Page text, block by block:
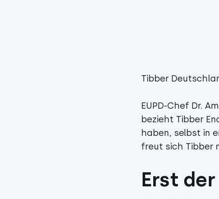
Tibber
EUPD-Chef Dr.
bezieht Tibber
haben, selbst in
freut sich Tibber
Erst der